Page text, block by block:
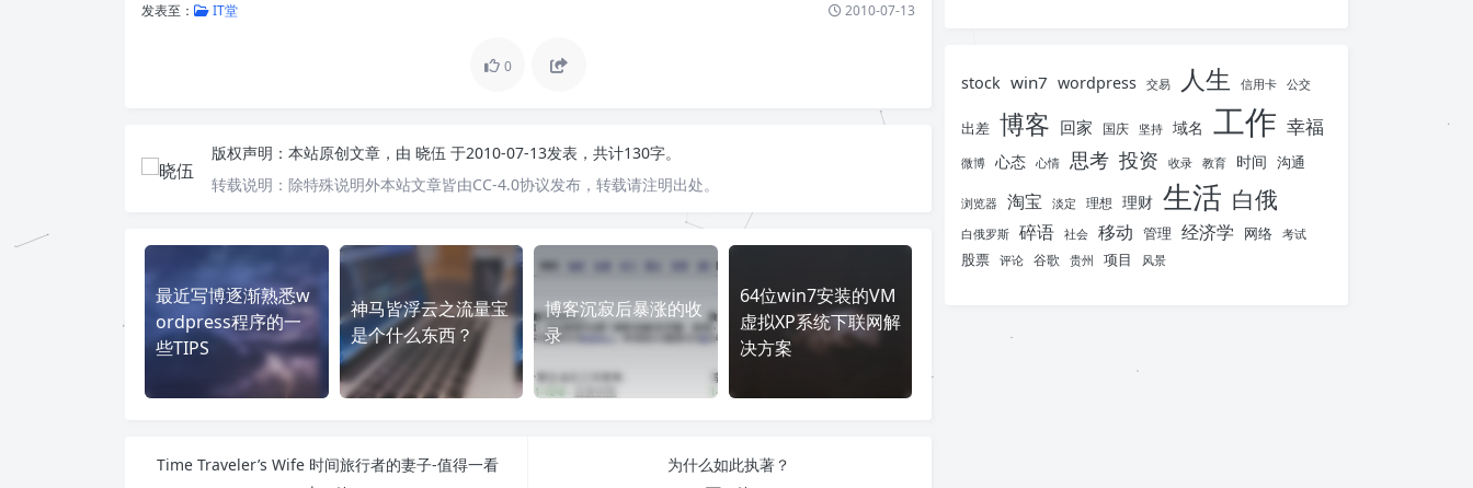
发表至： IT堂 2010-07-13
0
版权声明： 本站原创文章，由 晓伍 于2010-07-13发表，共计130字。
转载说明： 除特殊说明外本站文章皆由CC-4.0协议发布，转载请注明出处。
最近写博逐渐熟悉w
ordpress程序的一
些TIPS
神马皆浮云之流量宝
是个什么东西？
博客沉寂后暴涨的收
录
64位win7安装的VM
虚拟XP系统下联网解
决方案
Time Traveler’s Wife 时间旅行者的妻子-值得一看
为什么如此执著？
stock win7 wordpress 交易 人生 信用卡 公交
出差 博客 回家 国庆 坚持 域名 工作 幸福
微博 心态 心情 思考 投资 收录 教育 时间 沟通
浏览器 淘宝 淡定 理想 理财 生活 白俄
白俄罗斯 碎语 社会 移动 管理 经济学 网络 考试
股票 评论 谷歌 贵州 项目 风景